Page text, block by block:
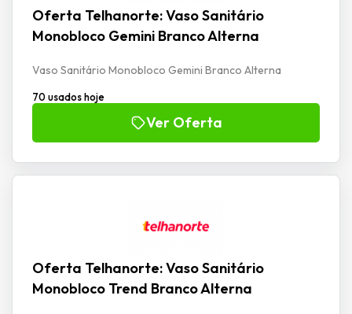
Oferta Telhanorte: Vaso Sanitário
Monobloco Gemini Branco Alterna
Vaso Sanitário Monobloco Gemini Branco Alterna
70 usados hoje
Ver Oferta
Oferta Telhanorte: Vaso Sanitário
Monobloco Trend Branco Alterna